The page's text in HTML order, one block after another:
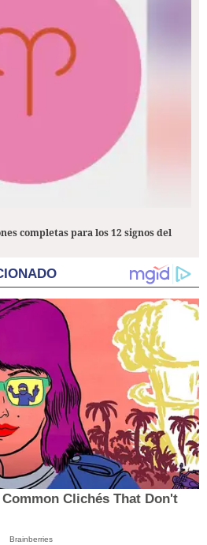
completas para los 12 signos del
Clichés That Don't
Brainberries